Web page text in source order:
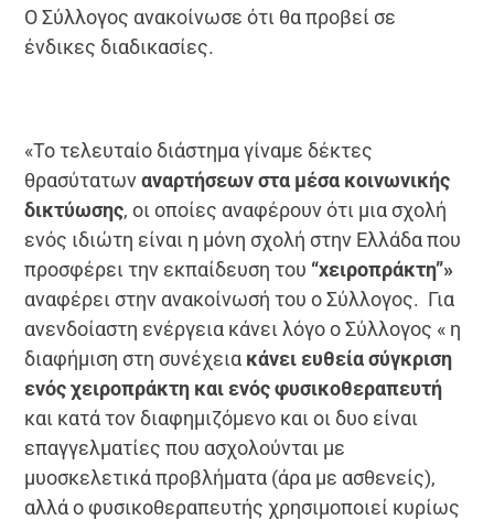
Ο Σύλλογος ανακοίνωσε ότι θα προβεί σε
ένδικες διαδικασίες.
«Το τελευταίο διάστημα γίναμε δέκτες
θρασύτατωναναρτήσεων στα μέσα κοινωνικής
δικτύωσης, οι οποίες αναφέρουν ότι μια σχολή
ενός ιδιώτη είναι η μόνη σχολή στην Ελλάδα που
προσφέρει την εκπαίδευση του “xειροπράκτη”»
αναφέρει στην ανακοίνωσή του ο Σύλλογος. Για
ανενδοίαστη ενέργεια κάνει λόγο ο Σύλλογος « η
διαφήμιση στη συνέχεια κάνει ευθεία σύγκριση
ενός χειροπράκτη και ενός φυσικοθεραπευτή
και κατά τον διαφημιζόμενο και οι δυο είναι
επαγγελματίες που ασχολούνται με
μυοσκελετικά προβλήματα (άρα με ασθενείς),
αλλά ο φυσικοθεραπευτής χρησιμοποιεί κυρίως